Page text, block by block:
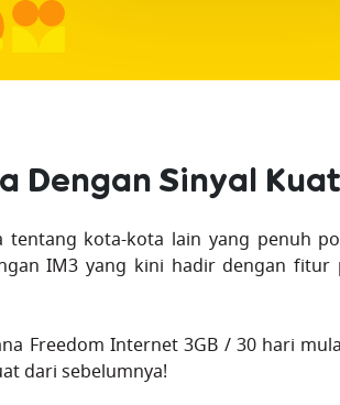
Dengan Sinyal
kota-kota lain yang penuh
IM3 yang kini hadir dengan fitur
Freedom Internet 3GB / 30 hari
dari sebelumnya!